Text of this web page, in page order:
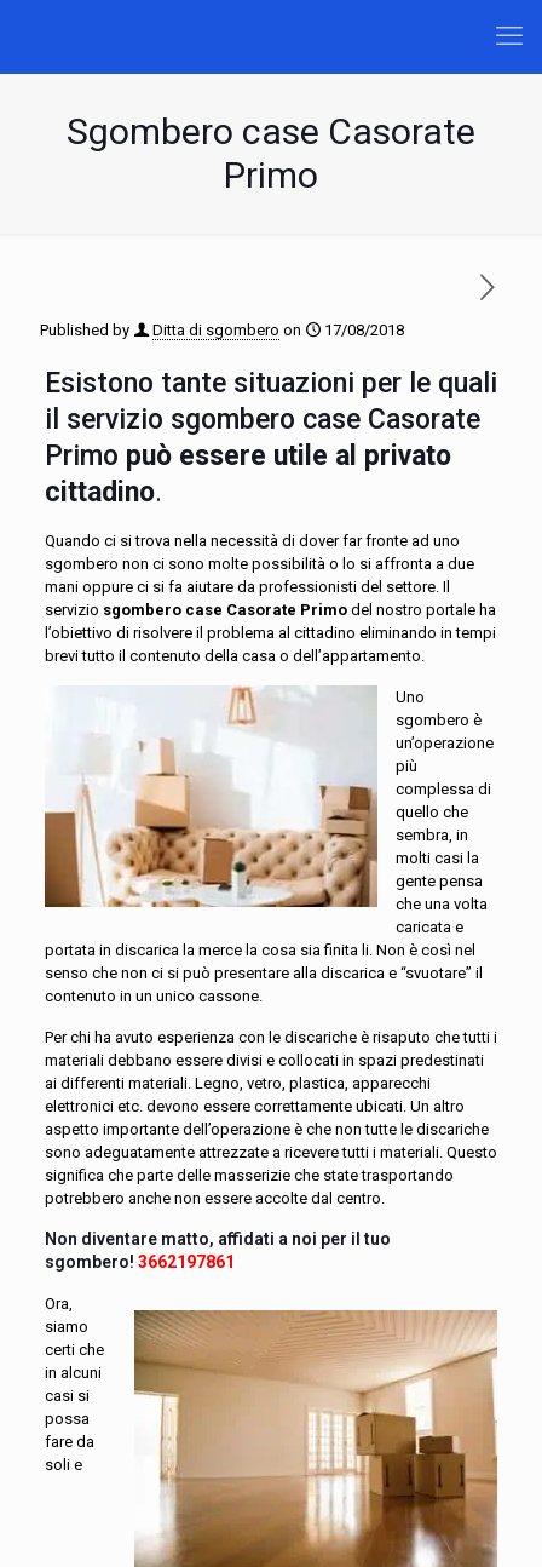
Sgombero case Casorate
Primo
Published by Ditta di sgombero on 17/08/2018
Esistono tante situazioni per le quali
il servizio sgombero case Casorate
Primo può essere utile al privato
cittadino.
Quando ci si trova nella necessità di dover far fronte ad uno
sgombero non ci sono molte possibilità o lo si affronta a due
mani oppure ci si fa aiutare da professionisti del settore. Il
servizio sgombero case Casorate Primo del nostro portale ha
l’obiettivo di risolvere il problema al cittadino eliminando in tempi
brevi tutto il contenuto della casa o dell’appartamento.
Uno
sgombero è
un’operazione
più
complessa di
quello che
sembra, in
molti casi la
gente pensa
che una volta
caricata e
portata in discarica la merce la cosa sia finita li. Non è così nel
senso che non ci si può presentare alla discarica e “svuotare” il
contenuto in un unico cassone.
Per chi ha avuto esperienza con le discariche è risaputo che tutti i
materiali debbano essere divisi e collocati in spazi predestinati
ai differenti materiali. Legno, vetro, plastica, apparecchi
elettronici etc. devono essere correttamente ubicati. Un altro
aspetto importante dell’operazione è che non tutte le discariche
sono adeguatamente attrezzate a ricevere tutti i materiali. Questo
significa che parte delle masserizie che state trasportando
potrebbero anche non essere accolte dal centro.
Non diventare matto, affidati a noi per il tuo
sgombero! 3662197861
Ora,
siamo
certi che
in alcuni
casi si
possa
fare da
soli e